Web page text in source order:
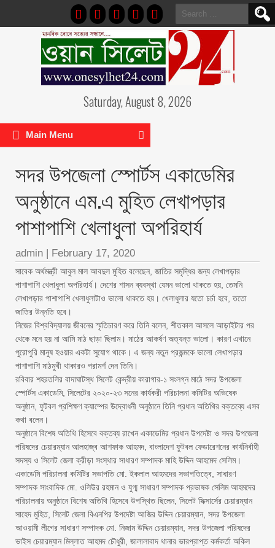
Search
for:
Saturday, August 8, 2026
Main Menu
সদর উপজেলা স্পোর্টস একাডেমির
অনুষ্ঠানে এম.এ মুহিত লেখাপড়ার
পাশাপাশি খেলাধুলা অপরিহার্য
admin | February 17, 2020
সাবেক অর্থমন্ত্রী আবুল মাল আবদুল মুহিত বলেছেন, জাতির সমৃদ্ধির জন্য লেখাপড়ার
পাশাপাশি খেলাধুলা অপরিহার্য। দেশের শাসন ব্যবস্থা যেমন ভালো থাকতে হয়, তেমনি
লেখাপড়ার পাশাপাশি খেলাধুলাটাও ভালো থাকতে হয়। খেলাধুলার যতো চর্চা হবে, ততো
জাতির উন্নতি হবে।
নিজের বিশ্ববিদ্যালয় জীবনের স্মৃতিচারণ করে তিনি বলেন, শীতকাল আসলে আড়াইটার পর
থেকে মনে হয় না আমি মাঠ ছাড়া ছিলাম। মাঠের আকর্ষণ অত্যন্ত ভালো। কারণ এখানে
পুরোপুরি মানুষ হওয়ার একটা সুযোগ থাকে। এ জন্য নতুন প্রজন্মকে ভালো লেখাপড়ার
পাশাপাশি মাঠমুখী থাকারও পরামর্শ দেন তিনি।
রবিবার শহরতলির বাদাঘাটস্থ সিলেট কেন্দ্রীয় কারাগার-১ সংলগ্ন মাঠে সদর উপজেলা
স্পোর্টস একাডেমি, সিলেটের ২০২০-২৩ সনের কার্যকরী পরিচালনা কমিটির অভিষেক
অনুষ্ঠান, ফুটবল প্রশিক্ষণ ক্যাম্পের উদ্বোধনী অনুষ্ঠানে তিনি প্রধান অতিথির বক্তব্যে এসব
কথা বলেন।
অনুষ্ঠানে বিশেষ অতিথি হিসেবে বক্তব্য রাখেন একাডেমির প্রধান উপদেষ্টা ও সদর উপজেলা
পরিষদের চেয়ারম্যান আলহাজ্ব আশফাক আহমদ, বাংলাদেশ ফুটবল ফেডারেশনের কার্যনির্বাহী
সদস্য ও সিলেট জেলা ক্রীড়া সংস্থার সাধারণ সম্পাদক মাহি উদ্দিন আহমেদ সেলিম।
একাডেমি পরিচালনা কমিটির সভাপতি মো. ইকলাল আহমদের সভাপতিত্বে, সাধারণ
সম্পাদক সাংবাদিক মো. ওলিউর রহমান ও যুগ্ম সাধারণ সম্পাদক প্রভাষক সেলিম আহমদের
পরিচালনায় অনুষ্ঠানে বিশেষ অতিথি হিসেবে উপস্থিত ছিলেন, সিলেট সিক্সার্সের চেয়ারম্যান
সাহেদ মুহিত, সিলেট জেলা বিএনপির উপদেষ্টা আজির উদ্দিন চেয়ারম্যান, সদর উপজেলা
আওয়ামী লীগের সাধারণ সম্পাদক মো. নিজাম উদ্দিন চেয়ারম্যান, সদর উপজেলা পরিষদের
ভাইস চেয়ারম্যান মিল্লাত আহমদ চৌধুরী, জালালাবাদ থানার ভারপ্রাপ্ত কর্মকর্তা অকিল